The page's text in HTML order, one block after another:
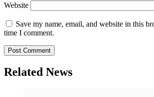
Website
Save my name, email, and website in this
time I comment.
Related News